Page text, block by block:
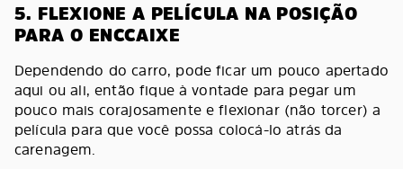
5. FLEXIONE A PELÍCULA NA POSIÇÃO
PARA O ENCCAIXE
Dependendo do carro, pode ficar um pouco apertado
aqui ou ali, então fique à vontade para pegar um
pouco mais corajosamente e flexionar (não torcer) a
película para que você possa colocá-lo atrás da
carenagem.